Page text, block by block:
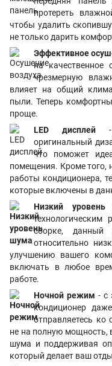
протереть
чтобы удалить
не только дарить
Эффективное
на качественное
чрезмерную
влияет на общий
пыли. Теперь
проще.
LED дисплей-
оригинальный
что поможет
помещения. Кроме того,
работы кондиционера,
которые включены в
Низкий
технологическим
сборке, данный
относительно
улучшению вашего
включать в любое
работе.
Ночной режим - с
кондиционер
отправляетесь ко
не на полную мощность,
шума и поддерживая
который делает ваш